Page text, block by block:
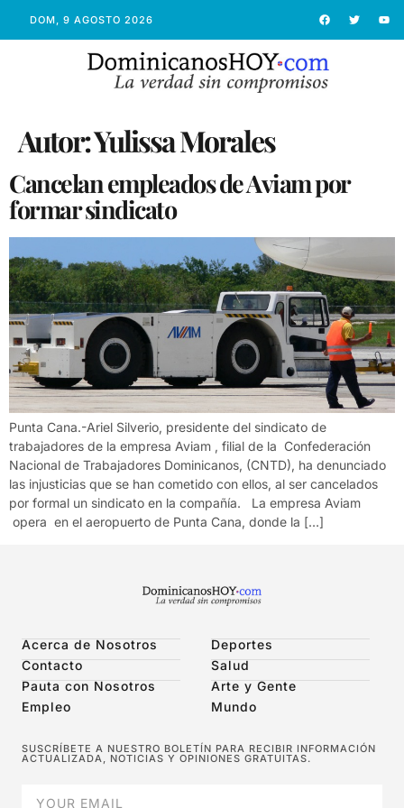
DOM, 9 AGOSTO 2026
Autor:Yulissa Morales
Cancelan empleados de Aviam por
formar sindicato
Punta Cana.-Ariel Silverio, presidente del sindicato de
trabajadores de la empresa Aviam , filial de la Confederación
Nacional de Trabajadores Dominicanos, (CNTD), ha denunciado
las injusticias que se han cometido con ellos, al ser cancelados
por formal un sindicato en la compañía. La empresa Aviam
opera en el aeropuerto de Punta Cana, donde la […]
Acerca de Nosotros
Contacto
Pauta con Nosotros
Empleo
Deportes
Salud
Arte y Gente
Mundo
SUSCRÍBETE A NUESTRO BOLETÍN PARA RECIBIR INFORMACIÓN
ACTUALIZADA, NOTICIAS Y OPINIONES GRATUITAS.